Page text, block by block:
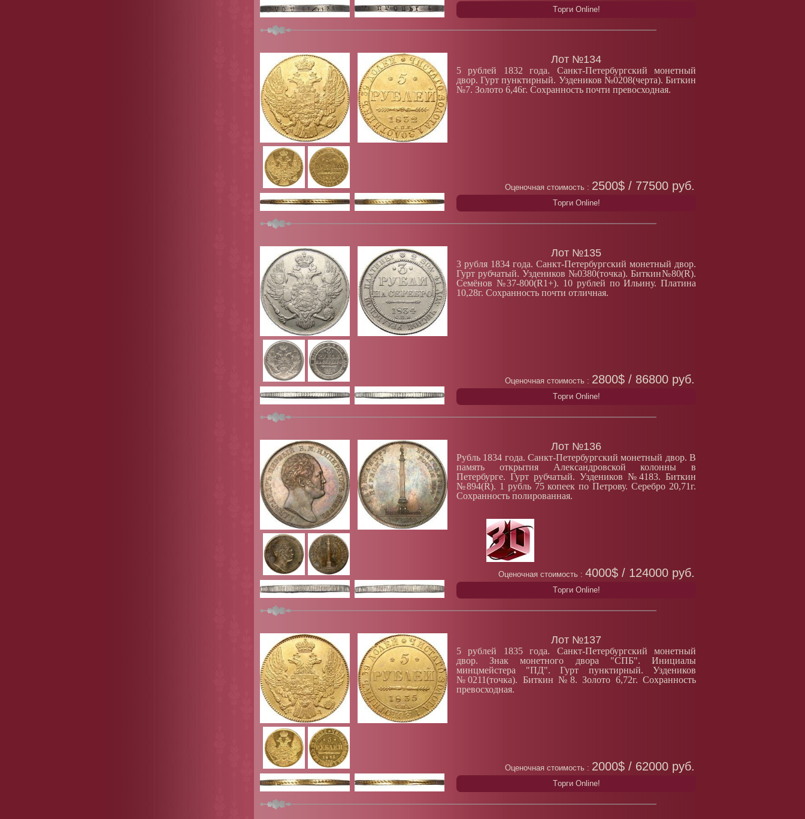
Tорги Online!
Лот №134
5 рублей 1832 года. Санкт-Петербургский монетный
двор. Гурт пунктирный. Уздеников №0208(черта). Биткин
№7. Золото 6,46г. Сохранность почти превосходная.
Оценочная стоимость : 2500$ / 77500 руб.
Tорги Online!
Лот №135
3 рубля 1834 года. Санкт-Петербургский монетный двор.
Гурт рубчатый. Уздеников №0380(точка). Биткин№80(R).
Семёнов №37-800(R1+). 10 рублей по Ильину. Платина
10,28г. Сохранность почти отличная.
Оценочная стоимость : 2800$ / 86800 руб.
Tорги Online!
Лот №136
Рубль 1834 года. Санкт-Петербургский монетный двор. В
память открытия Александровской колонны в
Петербурге. Гурт рубчатый. Уздеников №4183. Биткин
№894(R). 1 рубль 75 копеек по Петрову. Серебро 20,71г.
Сохранность полированная.
Оценочная стоимость : 4000$ / 124000 руб.
Tорги Online!
Лот №137
5 рублей 1835 года. Санкт-Петербургский монетный
двор. Знак монетного двора "СПБ". Инициалы
минцмейстера "ПД". Гурт пунктирный. Уздеников
№0211(точка). Биткин №8. Золото 6,72г. Сохранность
превосходная.
Оценочная стоимость : 2000$ / 62000 руб.
Tорги Online!